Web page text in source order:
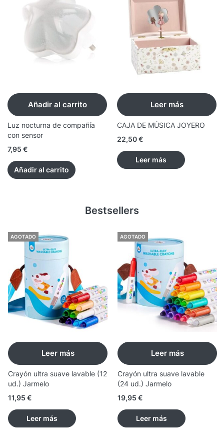
Añadir al carrito
Luz nocturna de compañía
con sensor
7,95 €
Añadir al carrito
Leer más
CAJA DE MÚSICA JOYERO
22,50€
Leer más
Bestsellers
AGOTADO
Leer más
Crayón ultra suave lavable (12
ud.) Jarmelo
11,95 €
Leer más
AGOTADO
Leer más
Crayón ultra suave lavable
(24 ud.) Jarmelo
19,95 €
Leer más